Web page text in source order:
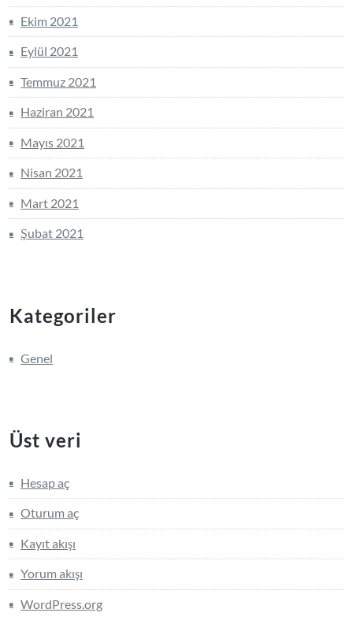
Ekim 2021
Eylül 2021
Temmuz 2021
Haziran 2021
Mayıs 2021
Nisan 2021
Mart 2021
Şubat 2021
Kategoriler
Genel
Üst veri
Hesap aç
Oturum aç
Kayıt akışı
Yorum akışı
WordPress.org